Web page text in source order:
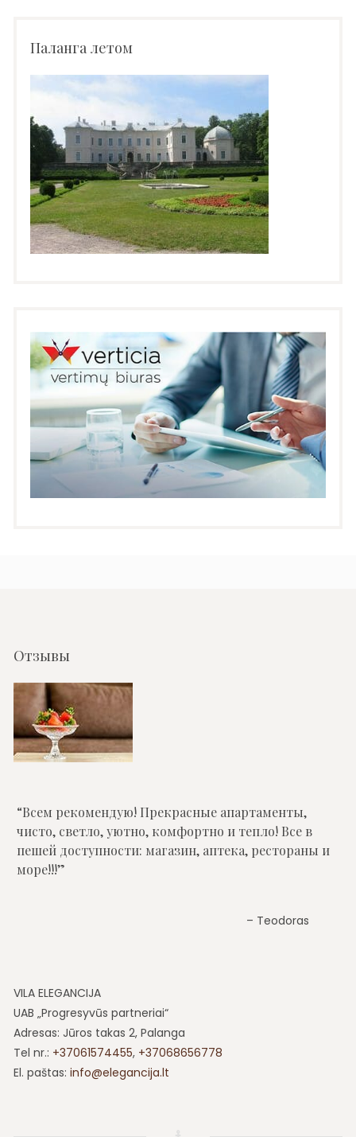
Паланга летом
Отзывы
Всем рекомендую! Прекрасные апартаменты,
чисто, светло, уютно, комфортно и тепло! Все в
пешей доступности: магазин, аптека, рестораны и
море!!!
Teodoras
VILA ELEGANCIJA
UAB „Progresyvūs partneriai“
Adresas: Jūros takas 2, Palanga
Tel nr.: +37061574455, +37068656778
El. paštas: info@elegancija.lt